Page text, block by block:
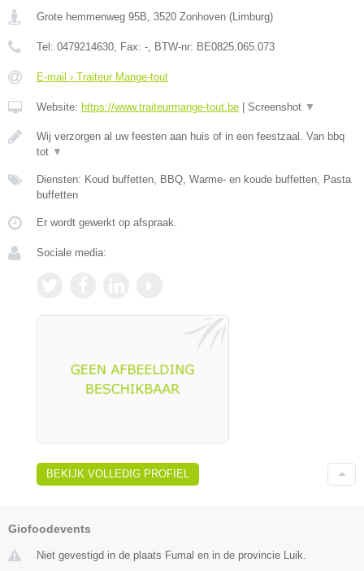
Grote hemmenweg 95B 3520 Zonhoven (Limburg)
Tel: 0479214630 , Fax: - , BTW-nr: BE0825.065.073
E-mail › Traiteur Mange-tout
Website: https://www.traiteurmange-tout.be | Screenshot ▼
Wij verzorgen al uw feesten aan huis of in een feestzaal. Van bbq
tot ▼
Diensten: Koud buffetten, BBQ, Warme- en koude buffetten, Pasta
buffetten
Er wordt gewerkt op afspraak.
Sociale media:
BEKIJK VOLLEDIG PROFIEL
Giofoodevents
Niet gevestigd in de plaats Fumal en in de provincie Luik.